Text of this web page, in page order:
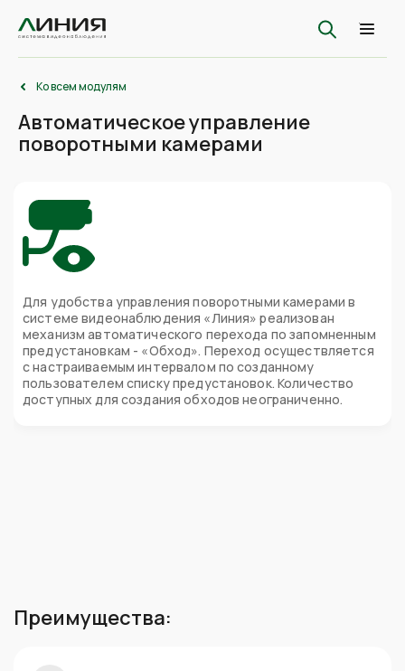
Ко всем модулям
Автоматическое управление
поворотными камерами
Для удобства управления поворотными камерами в
системе видеонаблюдения «Линия» реализован
механизм автоматического перехода по запомненным
предустановкам - «Обход». Переход осуществляется
с настраиваемым интервалом по созданному
пользователем списку предустановок. Количество
доступных для создания обходов неограниченно.
Преимущества: